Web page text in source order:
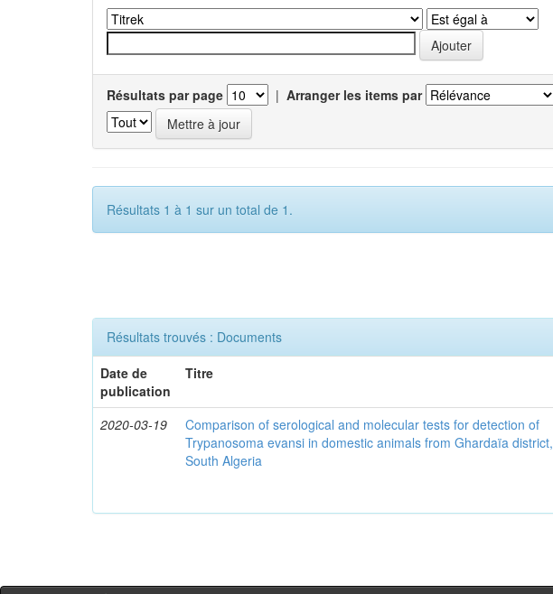
Résultats par page | Arranger les items par
Résultats 1 à 1 sur un total de 1.
Résultats trouvés : Documents
Date de
publication
Titre
2020-03-19
Comparison of serological and molecular tests for detection of
Trypanosoma evansi in domestic animals from Ghardaïa district,
South Algeria